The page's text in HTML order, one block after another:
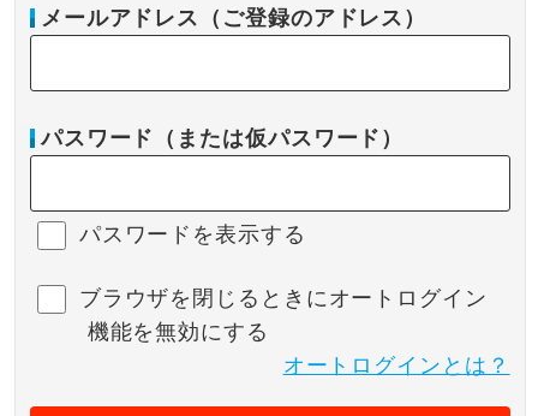
メールアドレス（ご登録のアドレス）
パスワード（または仮パスワード）
パスワードを表示する
ブラウザを閉じるときにオートログイン
機能を無効にする
オートログインとは？